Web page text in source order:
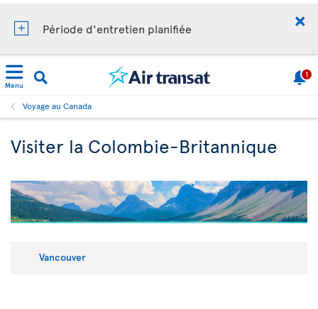
Période d'entretien planifiée
Menu
1
Voyage au Canada
Visiter la Colombie-Britannique
Vancouver